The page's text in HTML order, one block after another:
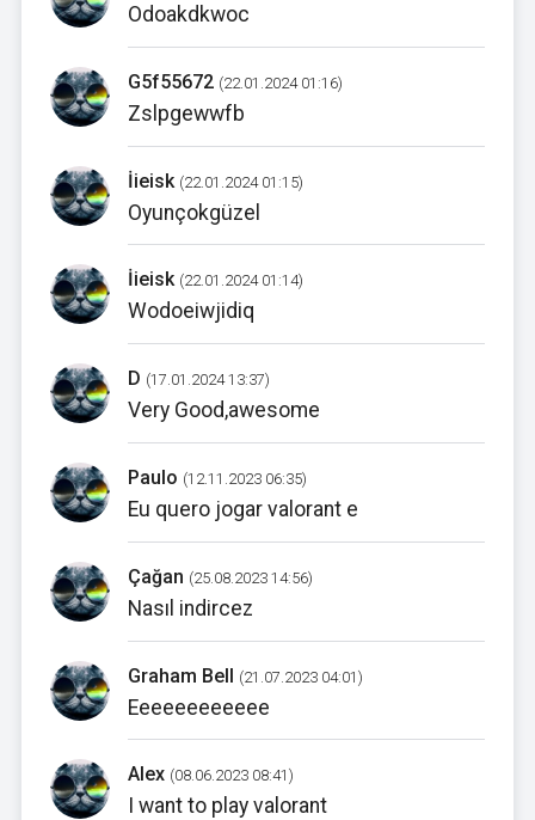
Odoakdkwoc
G5f55672 (22.01.2024 01:16)
Zslpgewwfb
İieisk (22.01.2024 01:15)
Oyunçokgüzel
İieisk (22.01.2024 01:14)
Wodoeiwjidiq
D (17.01.2024 13:37)
Very Good,awesome
Paulo (12.11.2023 06:35)
Eu quero jogar valorant e
Çağan (25.08.2023 14:56)
Nasıl indircez
Graham Bell (21.07.2023 04:01)
Eeeeeeeeeeee
Alex (08.06.2023 08:41)
I want to play valorant